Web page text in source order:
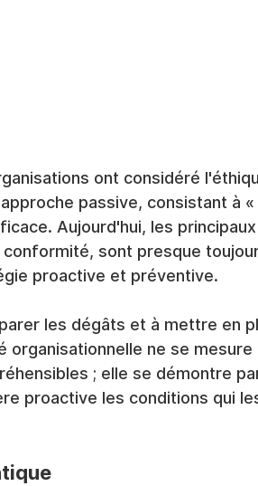
ont considéré
passive, consistant à
Aujourd'hui, les
sont presque
proactive et préventive.
les dégâts et à mettre en
ne se mesure
; elle se démontre
proactive les conditions qui